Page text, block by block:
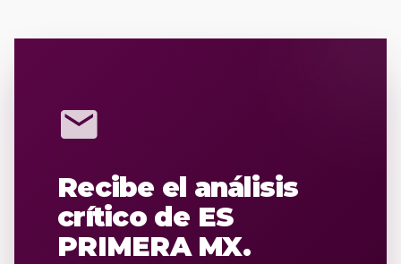
mail
Recibe el análisis
crítico de ES
PRIMERA MX.